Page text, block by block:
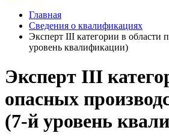
Главная
Сведения о квалификациях
Эксперт III категории в области
уровень квалификации)
Эксперт III
опасных
(7-й уровень